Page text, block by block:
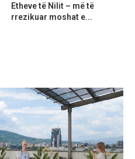
Etheve të Nilit – më të
rrezikuar moshat e...